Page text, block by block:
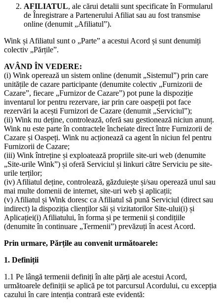
AFILIATUL, ale cărui detalii sunt specificate în Formularul
de Înregistrare a Partenerului Afiliat sau au fost transmise
online (denumit „Afiliatul”).
Wink și Afiliatul sunt o „Parte” a acestui Acord și sunt denumiți
colectiv „Părțile”.
AVÂND ÎN VEDERE:
(i) Wink operează un sistem online (denumit „Sistemul”) prin care
unitățile de cazare participante (denumite colectiv „Furnizorii de
Cazare”, fiecare „Furnizor de Cazare”) pot pune la dispoziție
inventarul lor pentru rezervare, iar prin care oaspeții pot face
rezervări la acești Furnizori de Cazare (denumit „Serviciul”);
(ii) Wink nu deține, controlează, oferă sau gestionează niciun anunț.
Wink nu este parte în contractele încheiate direct între Furnizorii de
Cazare și Oaspeți. Wink nu acționează ca agent în niciun fel pentru
Furnizorii de Cazare;
(iii) Wink întreține și exploatează propriile site-uri web (denumite
„Site-urile Wink”) și oferă Serviciul și linkuri către Serviciu pe site-
urile terților;
(iv) Afiliatul deține, controlează, găzduiește și/sau operează unul sau
mai multe domenii de internet, site-uri web și aplicații;
(v) Afiliatul și Wink doresc ca Afiliatul să pună Serviciul (direct sau
indirect) la dispoziția clienților săi și vizitatorilor Site-ului(i) și
Aplicației(i) Afiliatului, în forma și pe termenii și condițiile
(denumite în continuare „Termenii”) prevăzuți în acest Acord.
Prin urmare, Părțile au convenit următoarele:
1. Definiții
1.1 Pe lângă termenii definiți în alte părți ale acestui Acord,
următoarele definiții se aplică pe tot parcursul Acordului, cu excepția
cazului în care intenția contrară este evidentă: